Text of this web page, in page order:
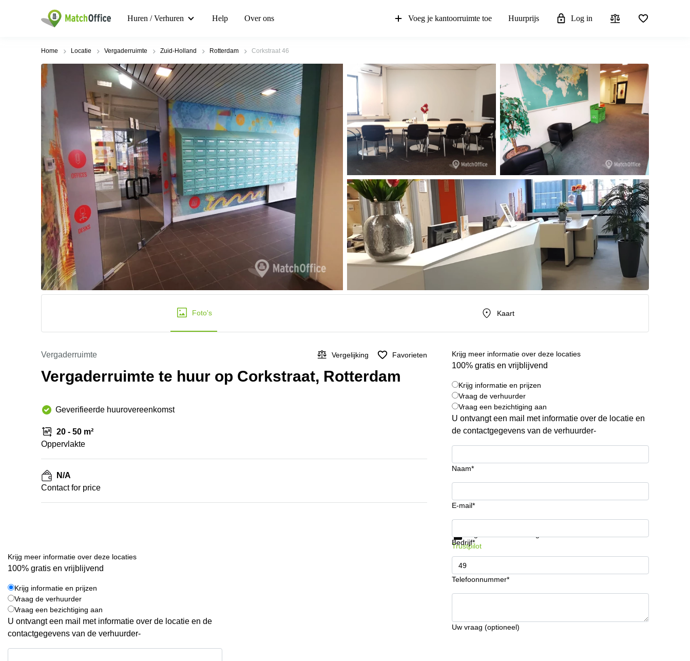
Huren / Verhuren Help Over ons Voeg je kantoorruimte toe Huurprijs Log in
Home Locatie Vergaderruimte Zuid-Holland Rotterdam Corkstraat 46
Foto's Kaart
Vergaderruimte Vergelijking Favorieten
Vergaderruimte te huur op Corkstraat, Rotterdam
Geverifieerde huurovereenkomst
20 - 50 m²
Oppervlakte
N/A
Contact for price
Krijg meer informatie over deze locaties
100% gratis en vrijblijvend
Krijg informatie en prijzen
Vraag de verhuurder
Vraag een bezichtiging aan
U ontvangt een mail met informatie over de locatie en
de contactgegevens van de verhuurder-
Naam*
E-mail*
Bedrijf*
Telefoonnummer*
Uw vraag (optioneel)
Krijg informatie en prijzen
Trustpilot
Krijg meer informatie over deze locaties
100% gratis en vrijblijvend
Krijg informatie en prijzen
Vraag de verhuurder
Vraag een bezichtiging aan
U ontvangt een mail met informatie over de locatie en de
contactgegevens van de verhuurder-